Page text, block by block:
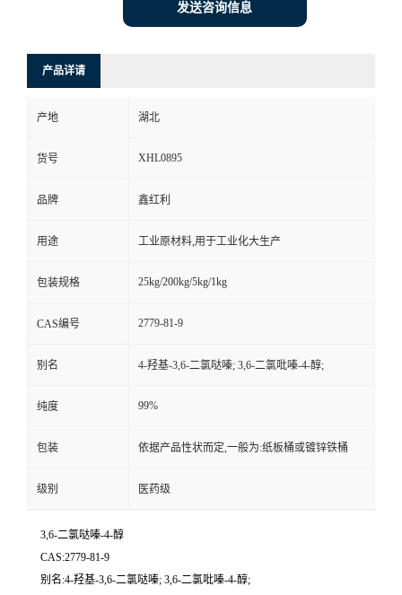
发送咨询信息
产品详请
产地 湖北
货号 XHL0895
品牌 鑫红利
用途 工业原材料,用于工业化大生产
包装规格 25kg/200kg/5kg/1kg
CAS编号 2779-81-9
别名 4-羟基-3,6-二氯哒嗪; 3,6-二氯吡嗪-4-醇;
纯度 99%
包装 依据产品性状而定,一般为:纸板桶或镀锌铁桶
级别 医药级
3,6-二氯哒嗪-4-醇
CAS:2779-81-9
别名:4-羟基-3,6-二氯哒嗪; 3,6-二氯吡嗪-4-醇;